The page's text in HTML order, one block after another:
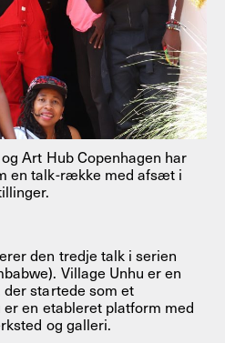
Art Hub Copenhagen har
en talk-række med afsæt i
den tredje talk i serien
Village Unhu er en
startede som et
en etableret platform med
og galleri.